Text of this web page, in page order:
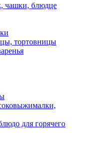
чашки, блюдце
тортовницы
для горячего